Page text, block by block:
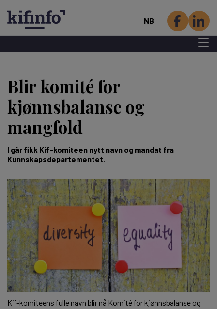
hovedinnhold
NB
Menu
Blir komité for
kjønnsbalanse og
mangfold
I går fikk Kif-komiteen nytt navn og mandat fra
Kunnskapsdepartementet.
Kif-komiteens fulle navn blir nå Komité for kjønnsbalanse og